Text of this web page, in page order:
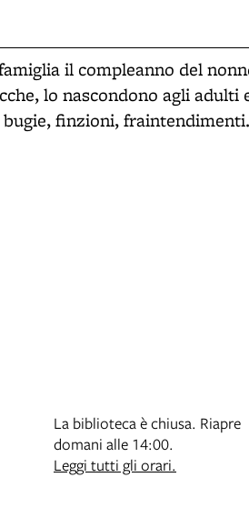
il compleanno del
lo nascondono agli adulti
finzioni, fraintendimenti.
La biblioteca è chiusa. Riapre
domani alle 14:00.
Leggi tutti gli orari.